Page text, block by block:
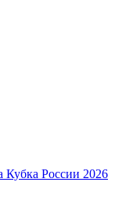
Кубка России 2026